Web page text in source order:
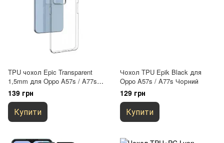
TPU чохол Epic Transparent
1,5mm для Oppo A57s / A77s
Безбарвний (прозорий)
139 грн
Купити
Чохол TPU Epik Black для
Oppo A57s / A77s Чорний
129 грн
Купити